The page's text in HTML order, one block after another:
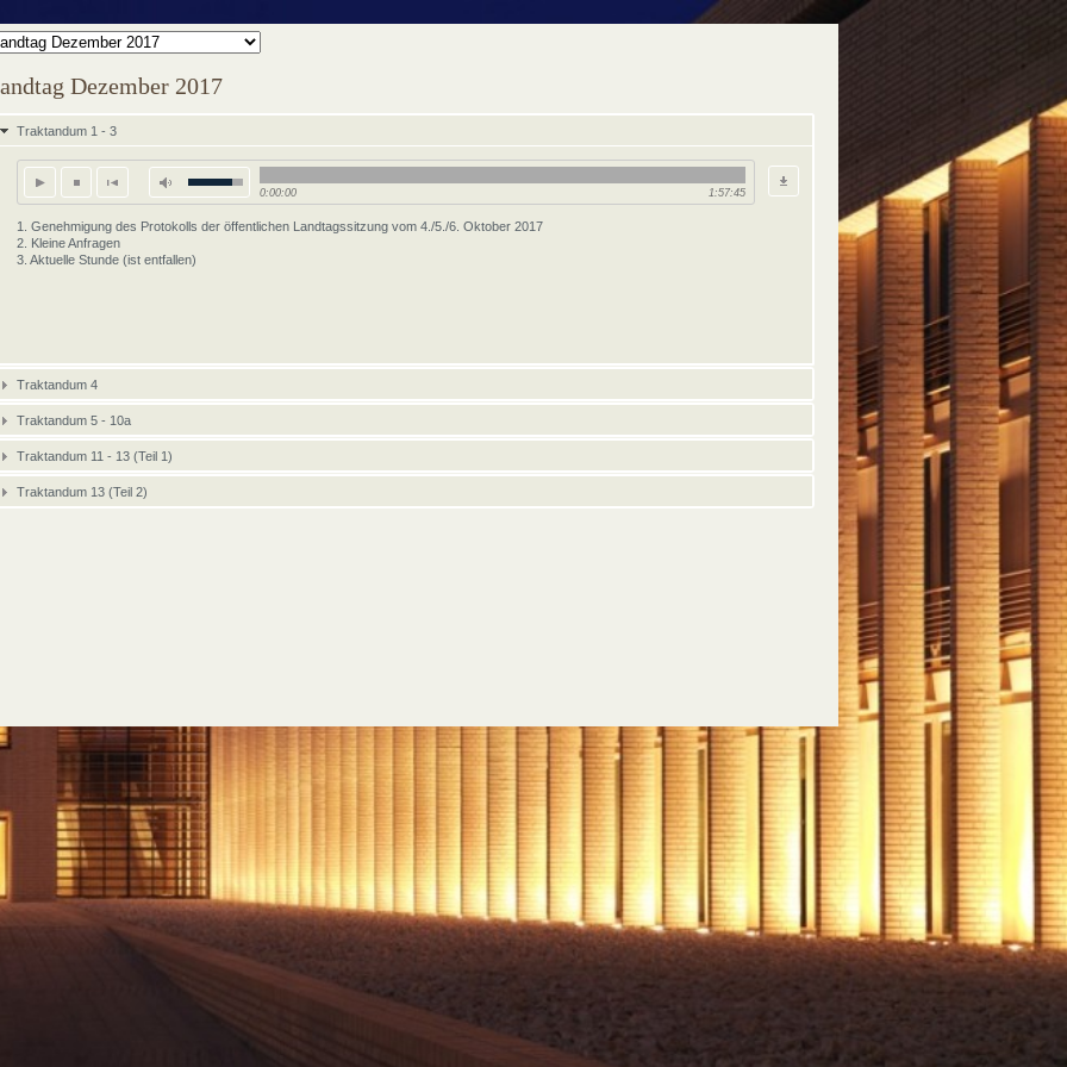
Dezember 2017
Traktandum 1 - 3
0:00:00 1:57:45
1. Genehmigung des Protokolls der öffentlichen Landtagssitzung vom 4./5./6. Oktober 2017
2. Kleine Anfragen
3. Aktuelle Stunde (ist entfallen)
Traktandum 4
Traktandum 5 - 10a
Traktandum 11 - 13 (Teil 1)
Traktandum 13 (Teil 2)